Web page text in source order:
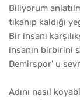
Biliyorum
tıkanıp kaldığı
Bir insanı
insanın birbirini
Demirspor’ u
Adını nasıl